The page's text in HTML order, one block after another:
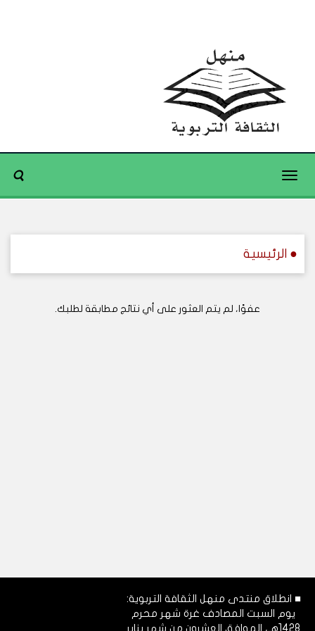
Toggle
● الرئيسية
عفوًا، لم يتم العثور على أي نتائج مطابقة لطلبك.
■ انطلاق منتدى منهل الثقافة التربوية:
يوم السبت المصادف غرة شهر محرم
1428هـ، الموافق العشرون من شهر يناير